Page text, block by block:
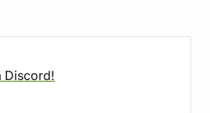
Discord!